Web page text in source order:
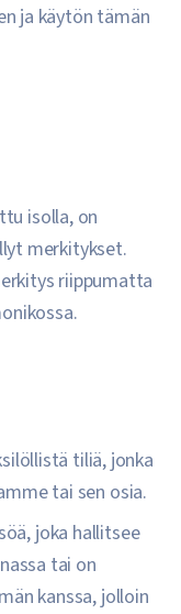
ja käytön tämän
isolla, on
merkitykset.
riippumatta
tiliä, jonka
tai sen osia.
joka hallitsee
tai on
kanssa, jolloin